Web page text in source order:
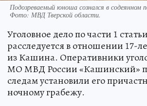
Подозреваемый юноша сознался в содеянном
Фото: МВД Тверской области.
Уголовное дело по части 1
расследуется в отношении 17-
из Кашина. Оперативники
МО МВД России «Кашинский»
следам установили его
ночному грабежу.